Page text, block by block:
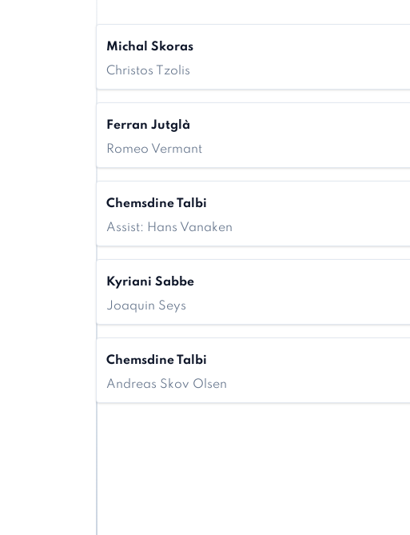
Michal Skoras
Christos Tzolis
Ferran Jutglà
Romeo Vermant
Chemsdine Talbi
Assist: Hans Vanaken
Kyriani Sabbe
Joaquin Seys
Chemsdine Talbi
Andreas Skov Olsen